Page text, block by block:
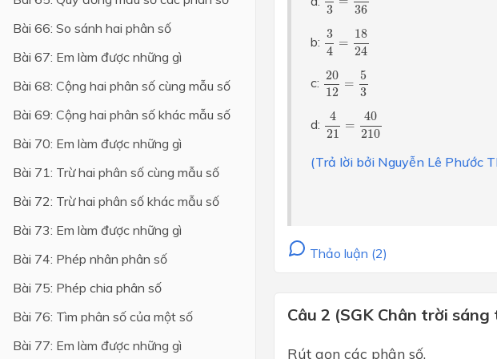
Lớp 4
Lớp 3
Lớp 2
Lớp 1
Bài 66: So sánh hai phân số
Bài 67: Em làm được những gì
Bài 68: Cộng hai phân số cùng mẫu số
Bài 69: Cộng hai phân số khác mẫu số
Bài 70: Em làm được những gì
Bài 71: Trừ hai phân số cùng mẫu số
Bài 72: Trừ hai phân số khác mẫu số
Bài 73: Em làm được những gì
Bài 74: Phép nhân phân số
Bài 75: Phép chia phân số
Bài 76: Tìm phân số của một số
Bài 77: Em làm được những gì
3
36
b: 3
4
=
18
24
34 1824
c: 20
12
=
5
3
20 =5
d:
4
21
=
40
210
421 40210
(Trả lời bởi Nguyễn Lê Phước
Thảo luận (2)
Câu 2 (SGK Chân trời
Rút gọn các phân số.